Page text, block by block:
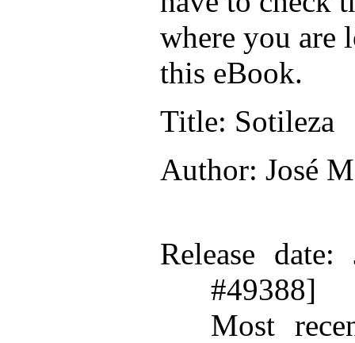
where you are
this eBook.
Title: Sotileza
Author: José
Release date:
#49388]
Most